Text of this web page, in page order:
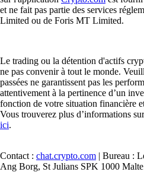
et ne fait pas partie des services
Limited ou de Foris MT Limited.
Le trading ou la détention d'actifs
ne pas convenir à tout le monde.
passées ne garantissent pas les
attentivement à la pertinence d’un
fonction de votre situation financière
Vous trouverez plus d’informations
ici.
Contact : chat.crypto.com | Bureau :
Ang Borg, St Julians SPK 1000